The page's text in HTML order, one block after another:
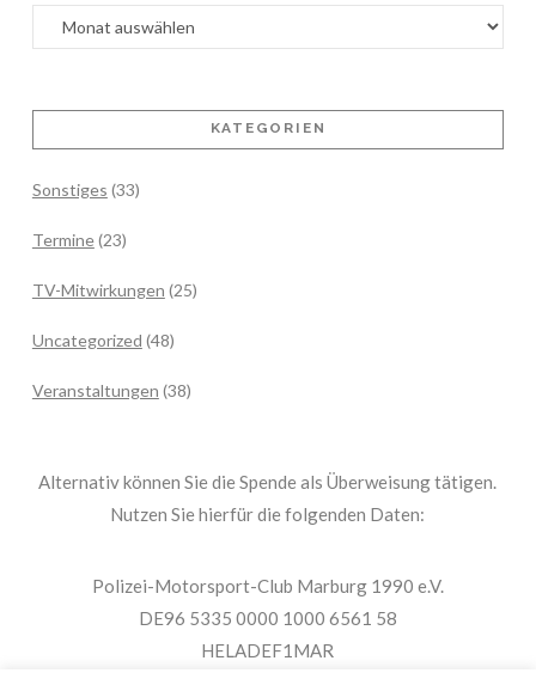
Archiv
KATEGORIEN
Sonstiges (33)
Termine(23)
TV-Mitwirkungen (25)
Uncategorized (48)
Veranstaltungen (38)
Alternativ können Sie die Spende als Überweisung tätigen.
Nutzen Sie hierfür die folgenden Daten:
Polizei-Motorsport-Club Marburg 1990 e.V.
DE96 5335 0000 1000 6561 58
HELADEF1MAR